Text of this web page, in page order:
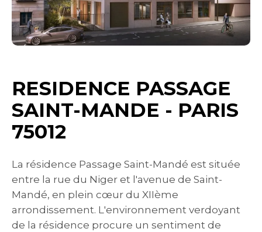
RESIDENCE PASSAGE
SAINT-MANDE - PARIS
75012
La résidence Passage Saint-Mandé est située
entre la rue du Niger et l'avenue de Saint-
Mandé, en plein cœur du XIIème
arrondissement. L'environnement verdoyant
de la résidence procure un sentiment de